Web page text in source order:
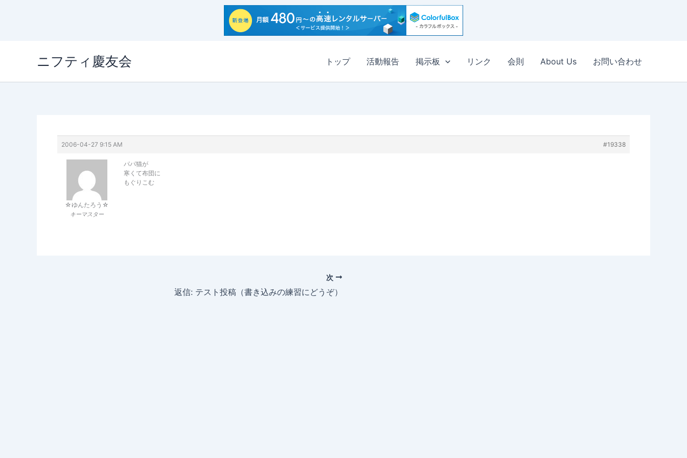
ニフティ慶友会 トップ 活動報告 掲示板 リンク 会則 About Us お問い合わせ
2006-04-27 9:15 AM #19338
☆ゆんたろう☆
キーマスター
パパ猫が
寒くて布団に
もぐりこむ
次
返信: テスト投稿（書き込みの練習にどうぞ）